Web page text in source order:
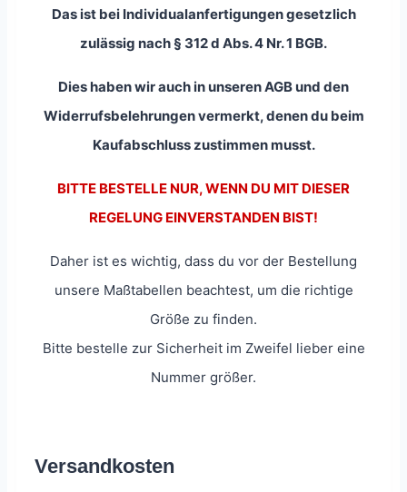
Das ist bei Individualanfertigungen gesetzlich
zulässig nach § 312 d Abs. 4 Nr. 1 BGB.
Dies haben wir auch in unseren AGB und den
Widerrufsbelehrungen vermerkt, denen du beim
Kaufabschluss zustimmen musst.
BITTE BESTELLE NUR, WENN DU MIT DIESER
REGELUNG EINVERSTANDEN BIST!
Daher ist es wichtig, dass du vor der Bestellung
unsere Maßtabellen beachtest, um die richtige
Größe zu finden.
Bitte bestelle zur Sicherheit im Zweifel lieber eine
Nummer größer.
Versandkosten